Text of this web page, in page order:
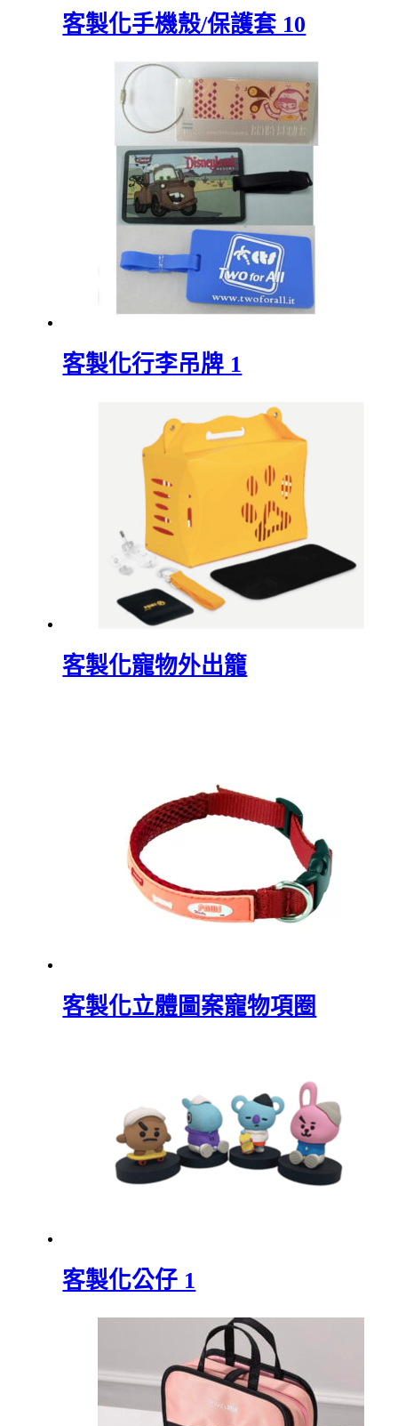
客製化手機殼/保護套 10
客製化行李吊牌 1
客製化寵物外出籠
客製化立體圖案寵物項圈
客製化公仔 1